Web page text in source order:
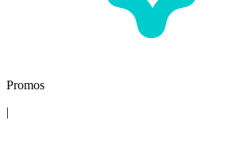
Promos
|